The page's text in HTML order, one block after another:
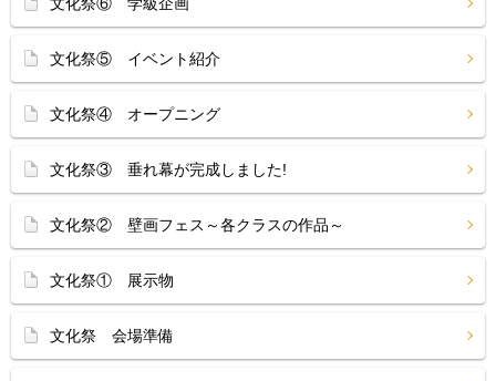
文化祭⑤ イベント紹介
文化祭④ オープニング
文化祭③ 垂れ幕が完成しました!
文化祭② 壁画フェス～各クラスの作品～
文化祭① 展示物
文化祭 会場準備